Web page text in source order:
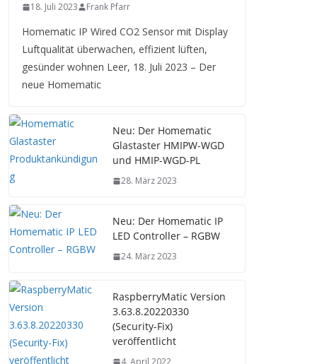
18. Juli 2023 Frank Pfarr
Homematic IP Wired CO2 Sensor mit Display
Luftqualität überwachen, effizient lüften,
gesünder wohnen Leer, 18. Juli 2023 – Der
neue Homematic
Neu: Der Homematic
Glastaster HMIPW-WGD
und HMIP-WGD-PL
28. März 2023
Neu: Der Homematic IP
LED Controller – RGBW
24. März 2023
RaspberryMatic Version
3.63.8.20220330
(Security-Fix)
veröffentlicht
4. April 2022